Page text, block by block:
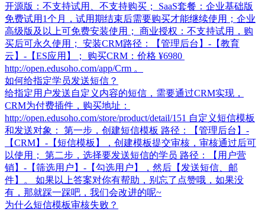
开源版：不支持试用、不支持购买； SaaS套餐：企业基础版
免费试用1个月，试用期结束后需要购买才能继续使用；企业
高级版及以上可免费安装使用； 商业授权：不支持试用，购
买后可永久使用； 安装CRM路径：【管理后台】-【教育
云】-【ES应用】； 购买CRM：价格 ¥6980
http://open.edusoho.com/app/Crm 。
如何给指定学员发送短信？
给指定用户发送自定义内容的短信，需要通过CRM实现，
CRM为付费插件，购买地址：
http://open.edusoho.com/store/product/detail/151 自定义短信模板
和发送对象： 第一步，创建短信模板 路径：【管理后台】-
【CRM】-【短信模板】，创建模板提交审核，审核通过后可
以使用； 第二步，选择要发送短信的学员 路径：【用户营
销】-【筛选用户】-【勾选用户】，然后【发送短信、邮
件】。 如果以上答案对你有帮助，别忘了点赞哦，如果没
有，那就踩一踩吧，我们会改进的呢~
为什么短信模板审核失败？